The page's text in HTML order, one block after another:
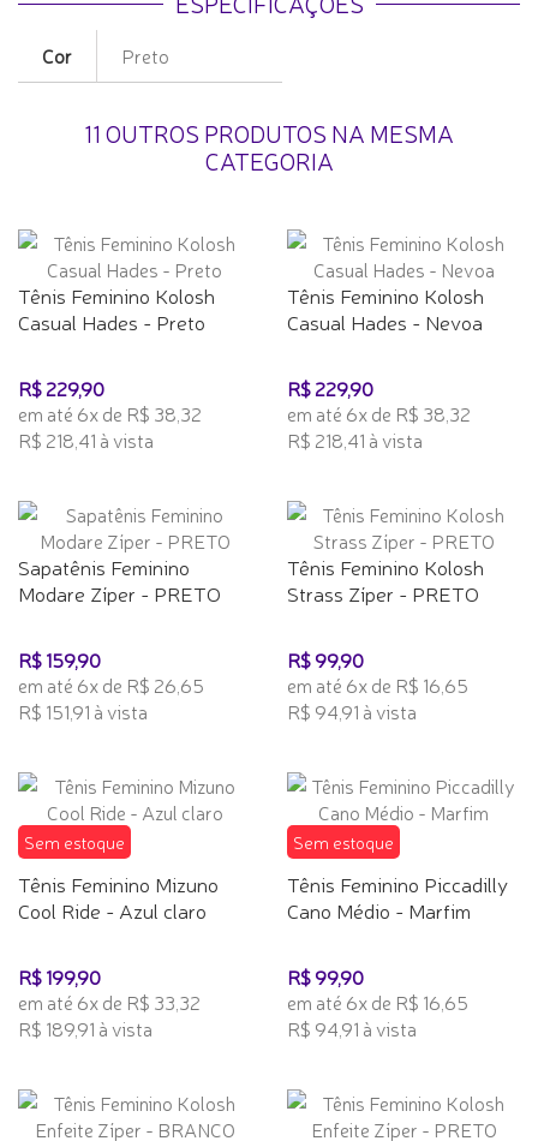
Cor Preto
11 OUTROS PRODUTOS NA MESMA
CATEGORIA
Tênis Feminino Kolosh
Casual Hades - Preto
R$ 229,90
em até 6x de R$ 38,32
R$ 218,41 à vista
Tênis Feminino Kolosh
Casual Hades - Nevoa
R$ 229,90
em até 6x de R$ 38,32
R$ 218,41 à vista
Sapatênis Feminino
Modare Zíper - PRETO
R$ 159,90
em até 6x de R$ 26,65
R$ 151,91 à vista
Tênis Feminino Kolosh
Strass Zíper - PRETO
R$ 99,90
em até 6x de R$ 16,65
R$ 94,91 à vista
Sem estoque
Tênis Feminino Mizuno
Cool Ride - Azul claro
R$ 199,90
em até 6x de R$ 33,32
R$ 189,91 à vista
Sem estoque
Tênis Feminino Piccadilly
Cano Médio - Marfim
R$ 99,90
em até 6x de R$ 16,65
R$ 94,91 à vista